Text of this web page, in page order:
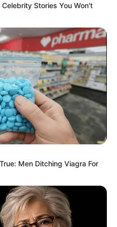
από τη ζωή
γιατρός
19:27
σε κεντρικό
της Χαλκίδας με
χάνει τις
του
07:37
για αγαπητό
από την ζωή
19:36
λένε ότι είναι το
παζάρι στην
εσείς τι λέτε
Stories You Won't
Men Ditching Viagra For